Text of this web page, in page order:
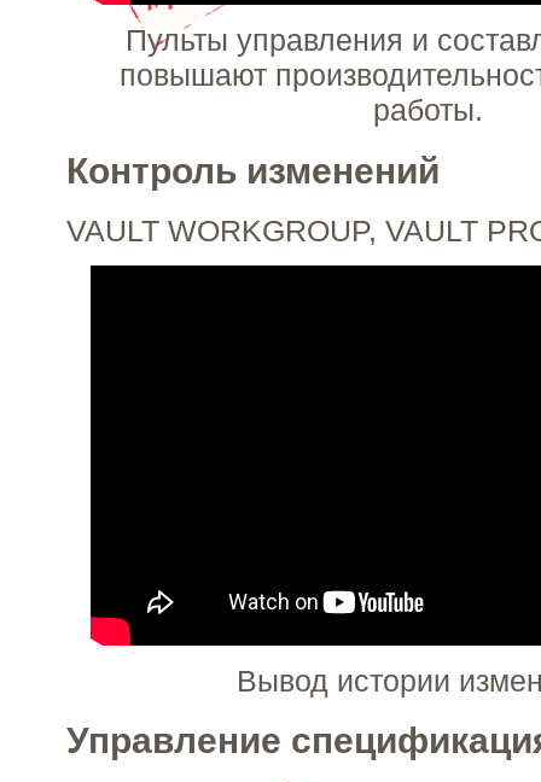
Пульты управления и
повышают
работы.
Контроль изменений
VAULT WORKGROUP, VAULT
Вывод истории
Управление